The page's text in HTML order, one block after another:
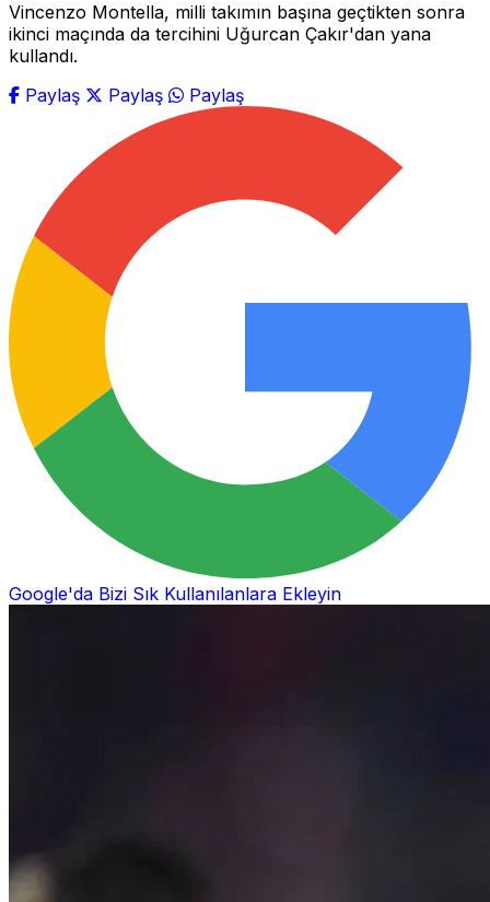
Vincenzo Montella, milli takımın başına geçtikten sonra
ikinci maçında da tercihini Uğurcan Çakır'dan yana
kullandı.
Paylaş
Paylaş Paylaş
Google'da Bizi Sık Kullanılanlara Ekleyin